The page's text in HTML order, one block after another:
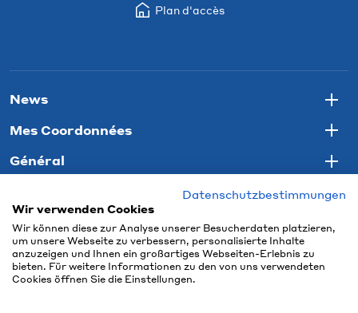
Plan d'accès
News
Mes Coordonnées
Général
Datenschutzbestimmungen
Wir verwenden Cookies
Wir können diese zur Analyse unserer Besucherdaten platzieren,
um unsere Webseite zu verbessern, personalisierte Inhalte
anzuzeigen und Ihnen ein großartiges Webseiten-Erlebnis zu
bieten. Für weitere Informationen zu den von uns verwendeten
Cookies öffnen Sie die Einstellungen.